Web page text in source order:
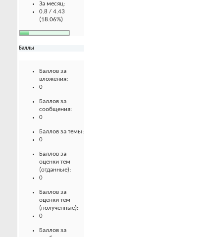
За месяц:
0.8 / 4.43
(18.06%)
Баллы
Баллов за
вложения:
0
Баллов за
сообщения:
0
Баллов за темы:
0
Баллов за
оценки тем
(отданные):
0
Баллов за
оценки тем
(полученные):
0
Баллов за